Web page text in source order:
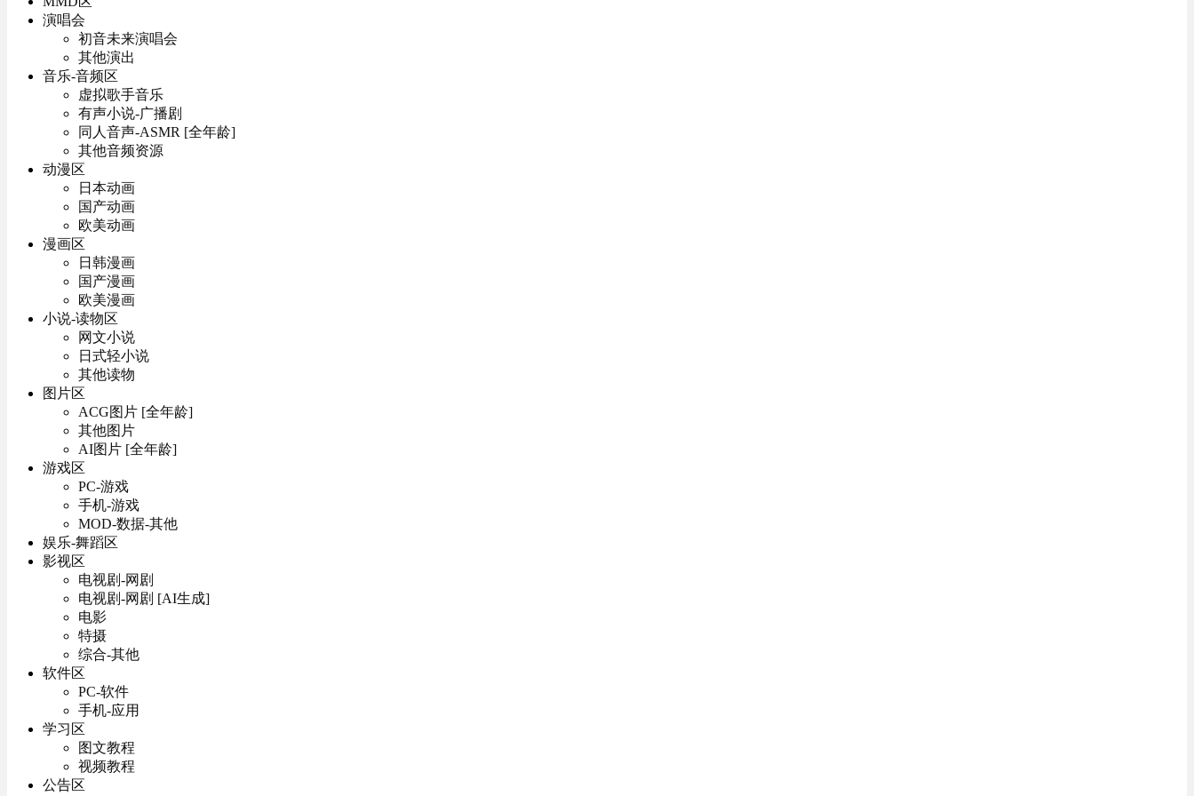
演唱会
初音未来演唱会
其他演出
音乐-音频区
虚拟歌手音乐
有声小说-广播剧
同人音声-ASMR [全年龄]
其他音频资源
动漫区
日本动画
国产动画
欧美动画
漫画区
日韩漫画
国产漫画
欧美漫画
小说-读物区
网文小说
日式轻小说
其他读物
图片区
ACG图片 [全年龄]
其他图片
AI图片 [全年龄]
游戏区
PC-游戏
手机-游戏
MOD-数据-其他
娱乐-舞蹈区
影视区
电视剧-网剧
电视剧-网剧 [AI生成]
电影
特摄
综合-其他
软件区
PC-软件
手机-应用
学习区
图文教程
视频教程
公告区